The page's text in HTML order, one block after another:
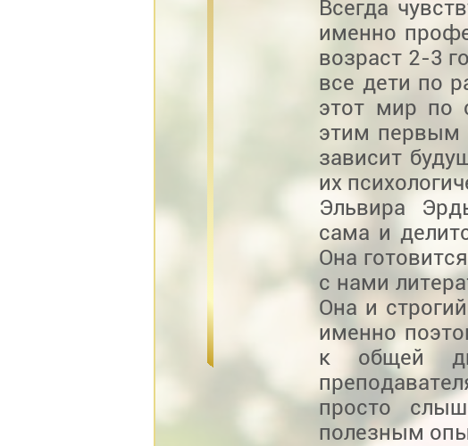
Всегда
именно
возраст 2-3
все дети по
этот мир по
этим первым
зависит
их
Эльвира
сама и
Она
с нами
Она и
именно
к общей
просто
полезным